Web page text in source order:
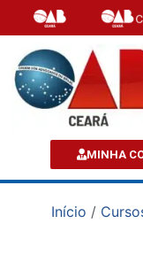
MINHA
Início /